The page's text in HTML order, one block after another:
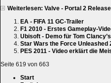
Weiterlesen: Valve - Portal 2
EA - FIFA 11 GC-Trailer
F1 2010 - Erstes Gameplay-
Ubisoft - Demo für Tom
Star Wars the Force Unleashed
PES 2011 - Video erklärt die
Seite 619 von 663
Start